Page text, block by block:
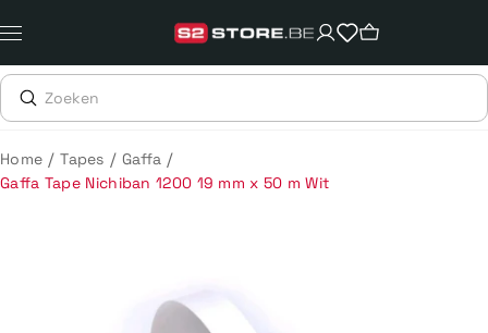
naar
content
Home / Tapes / Gaffa /
Gaffa Tape Nichiban 1200 19 mm x 50 m Wit